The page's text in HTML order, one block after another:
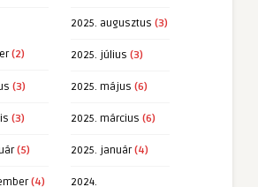
(2)
2025. augusztus (3)
2025. július (3)
(3) 2025. május (6)
(3) 2025. március (6)
(5) 2025. január(4)
(4) 2024.